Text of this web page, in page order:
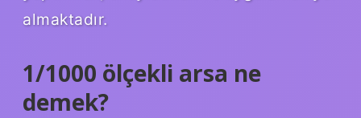
almaktadır.
1/1000 ölçekli arsa ne
demek?